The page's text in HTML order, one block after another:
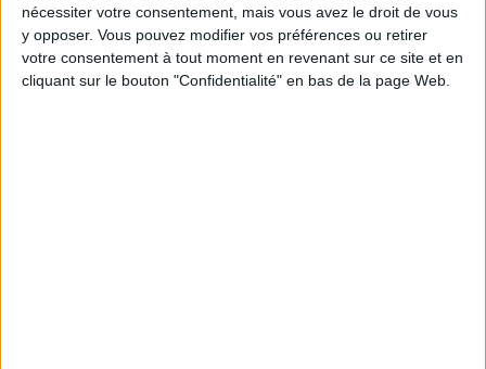
nécessiter votre consentement, mais vous avez le droit de vous
y opposer. Vous pouvez modifier vos préférences ou retirer
votre consentement à tout moment en revenant sur ce site et en
cliquant sur le bouton "Confidentialité" en bas de la page Web.